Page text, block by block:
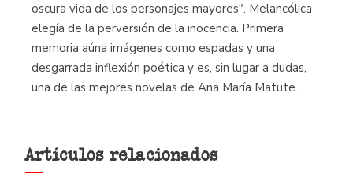
oscura vida de los personajes mayores". Melancólica
elegía de la perversión de la inocencia. Primera
memoria aúna imágenes como espadas y una
desgarrada inflexión poética y es, sin lugar a dudas,
una de las mejores novelas de Ana María Matute.
Artículos relacionados